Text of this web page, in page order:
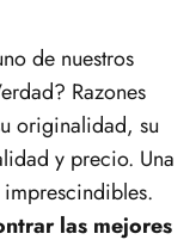
de nuestros
Razones
originalidad, su
y precio. Una
las mejores